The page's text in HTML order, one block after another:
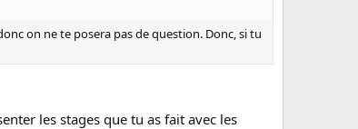
on ne te posera pas de question. Donc, si tu
les stages que tu as fait avec les